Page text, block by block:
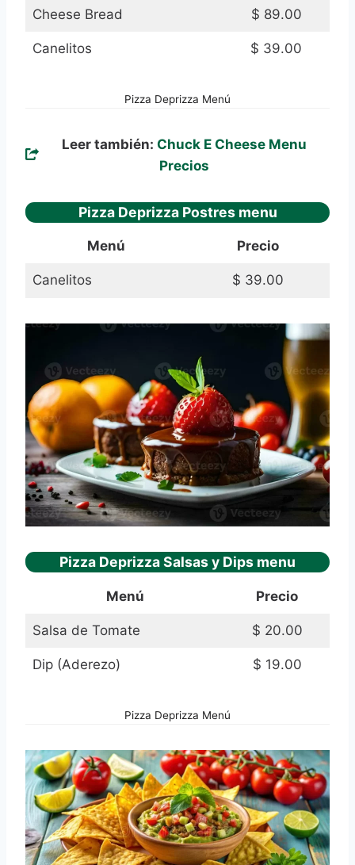
Cheese Bread $ 89.00
Canelitos $ 39.00
Pizza Deprizza Menú
Leer también: Chuck E Cheese Menu
Precios
Pizza Deprizza Postres menu
Menú Precio
Canelitos $ 39.00
Pizza Deprizza Salsas y Dips menu
Menú Precio
Salsa de Tomate $ 20.00
Dip (Aderezo) $ 19.00
Pizza Deprizza Menú